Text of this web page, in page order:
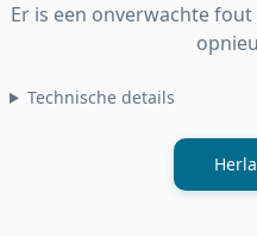
Er is een onverwachte
Technische details